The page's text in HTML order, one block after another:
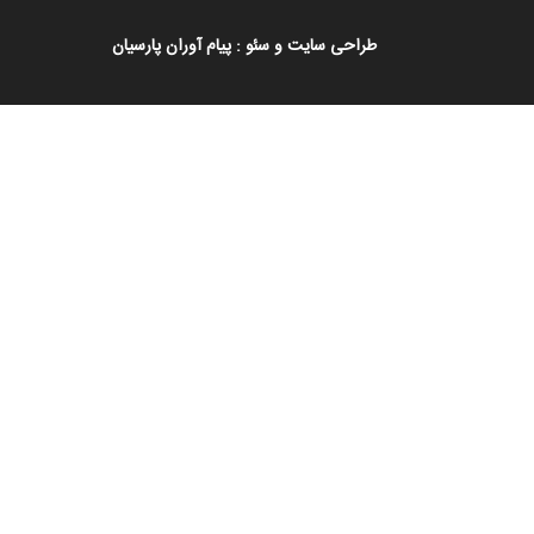
طراحی سایتوسئو : پیام آوران پارسیان